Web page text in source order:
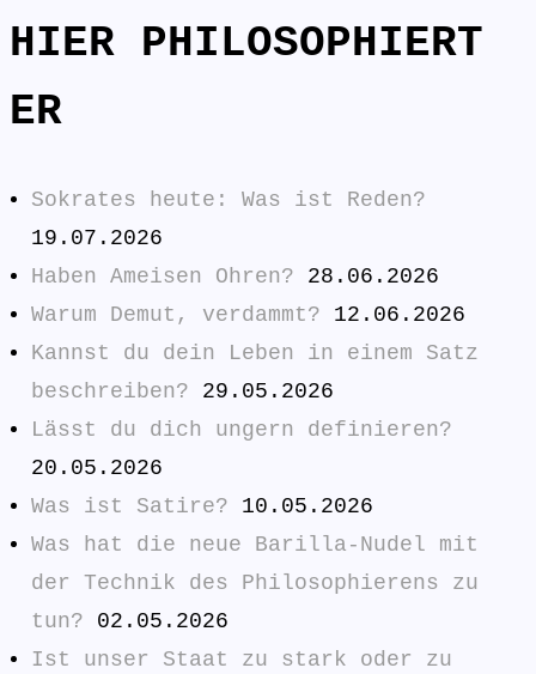
HIER PHILOSOPHIERT
ER
Sokrates heute: Was ist Reden?
19.07.2026
Haben Ameisen Ohren?
28.06.2026
Warum Demut, verdammt?
12.06.2026
Kannst du dein Leben in einem Satz
beschreiben?
29.05.2026
Lässt du dich ungern definieren?
20.05.2026
Was ist Satire?
10.05.2026
Was hat die neue Barilla-Nudel mit
der Technik des Philosophierens zu
tun?
02.05.2026
Ist unser Staat zu stark oder zu